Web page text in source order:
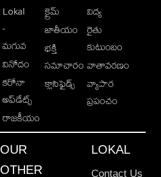
Lokal
-
మగువ
వినోదం
కరోనా
అప్‌డేట్స్
రాజకీయం
క్రైమ్
జాతీయం
భక్తి
సమాచారం
క్లాసిఫైడ్స్
విద్య
రైతు
కుటుంబం
వాతావరణం
వ్యాపార
ప్రపంచం
OUR
OTHER
LOKAL
Contact Us